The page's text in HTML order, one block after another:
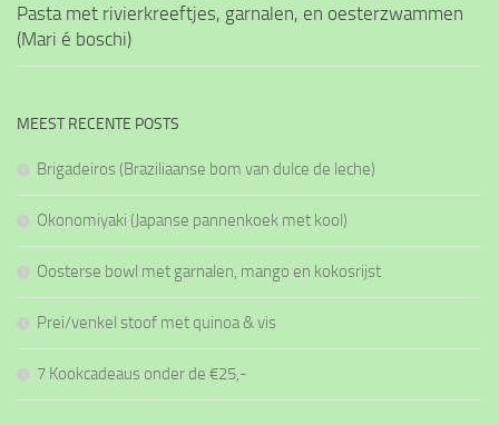
Pasta met rivierkreeftjes, garnalen, en oesterzwammen
(Mari é boschi)
MEEST RECENTE POSTS
Brigadeiros (Braziliaanse bom van dulce de leche)
Okonomiyaki (Japanse pannenkoek met kool)
Oosterse bowl met garnalen, mango en kokosrijst
Prei/venkel stoof met quinoa & vis
7 Kookcadeaus onder de €25,-